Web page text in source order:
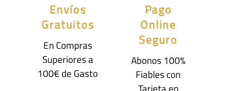
Envíos
Gratuitos
En Compras
Superiores a
100€ de Gasto
Pago
Online
Seguro
Abonos 100%
Fiables con